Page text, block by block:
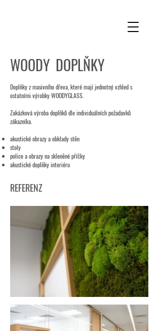
WOODY DOPLŇKY
Doplňky z masivního dřeva, které mají jednotný vzhled s
ostatními výrobky WOODYGLASS.
Zakázková výroba doplňků dle individuálních požadavků
zákazníka.
akustické obrazy a obklady stěn
stoly
police a obrazy na skleněné příčky
akustické doplňky interiéru
REFERENZ